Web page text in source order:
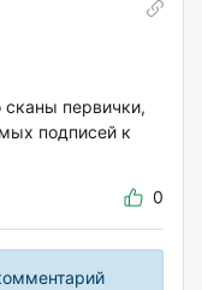
сканы первички,
подписей к
0